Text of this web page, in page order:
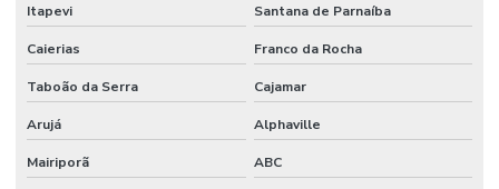
Itapevi Santana de Parnaíba
Caierias Franco da Rocha
Taboão da Serra Cajamar
Arujá Alphaville
Mairiporã ABC